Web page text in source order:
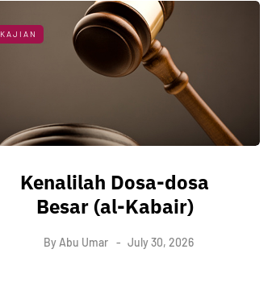
KAJIAN
Kenalilah Dosa-dosa
Besar (al-Kabair)
ByAbu Umar July 30, 2026